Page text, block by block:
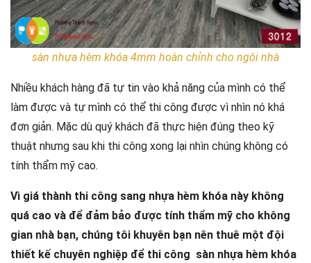
sàn nhựa hèm khóa 4mm hoàn chỉnh cho ngôi nhà
Nhiều khách hàng đã tự tin vào khả năng của mình có thể
làm được và tự mình có thể thi công được vì nhìn nó khá
đơn giản. Mặc dù quý khách đã thực hiện đúng theo kỹ
thuật nhưng sau khi thi công xong lại nhìn chúng không có
tính thẩm mỹ cao.
Vì giá thành thi công sang nhựa hèm khóa này không
quá cao và để đảm bảo được tính thẩm mỹ cho không
gian nhà bạn, chúng tôi khuyên bạn nên thuê một đội
thiết kế chuyên nghiệp để thi công sàn nhựa hèm khóa